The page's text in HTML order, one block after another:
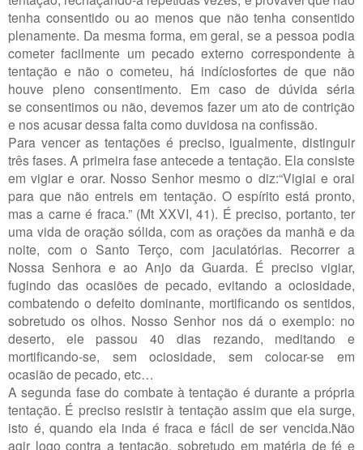
tenha consentido ou ao menos que não tenha consentido
plenamente. Da mesma forma, em geral, se a pessoa podia
cometer facilmente um pecado externo correspondente à
tentação e não o cometeu, há indíciosfortes de que não
houve pleno consentimento. Em caso de dúvida séria
se consentimos ou não, devemos fazer um ato de contrição
e nos acusar dessa falta como duvidosa na confissão.
Para vencer as tentações é preciso, igualmente, distinguir
três fases. A primeira fase antecede a tentação. Ela consiste
em vigiar e orar. Nosso Senhor mesmo o diz:“Vigiai e orai
para que não entreis em tentação. O espírito está pronto,
mas a carne é fraca.” (Mt XXVI, 41). É preciso, portanto, ter
uma vida de oração sólida, com as orações da manhã e da
noite, com o Santo Terço, com jaculatórias. Recorrer a
Nossa Senhora e ao Anjo da Guarda. É preciso vigiar,
fugindo das ocasiões de pecado, evitando a ociosidade,
combatendo o defeito dominante, mortificando os sentidos,
sobretudo os olhos. Nosso Senhor nos dá o exemplo: no
deserto, ele passou 40 dias rezando, meditando e
mortificando-se, sem ociosidade, sem colocar-se em
ocasião de pecado, etc…
A segunda fase do combate à tentação é durante a própria
tentação. É preciso resistir à tentação assim que ela surge,
isto é, quando ela inda é fraca e fácil de ser vencida.Não
agir logo contra a tentação, sobretudo em matéria de fé e